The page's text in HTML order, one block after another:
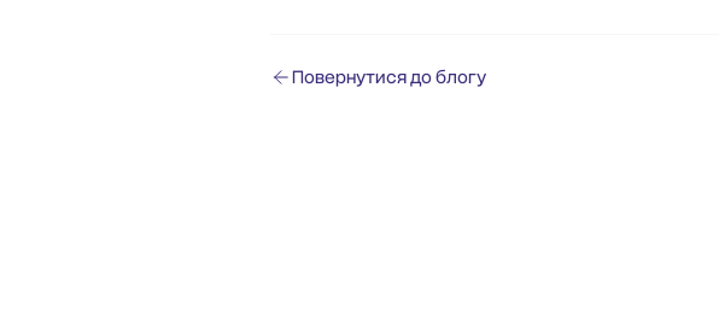
Повернутися до блогу